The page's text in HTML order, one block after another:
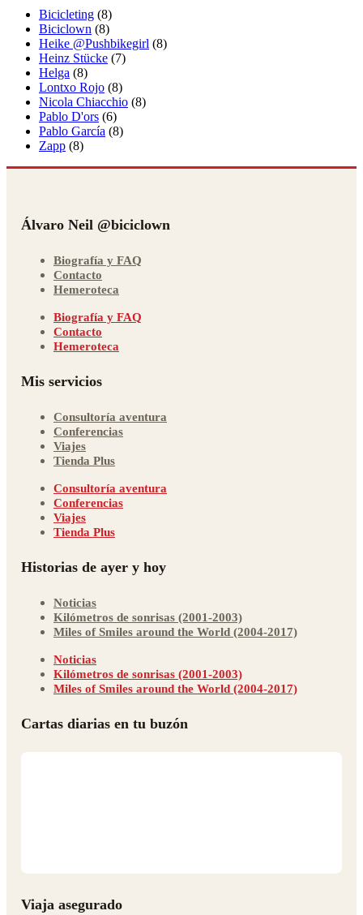
Bicicleting (8)
Biciclown (8)
Heike @Pushbikegirl (8)
Heinz Stücke (7)
Helga (8)
Lontxo Rojo (8)
Nicola Chiacchio (8)
Pablo D'ors (6)
Pablo García (8)
Zapp (8)
Álvaro Neil @biciclown
Biografía y FAQ
Contacto
Hemeroteca
Biografía y FAQ
Contacto
Hemeroteca
Mis servicios
Consultoría aventura
Conferencias
Viajes
Tienda Plus
Consultoría aventura
Conferencias
Viajes
Tienda Plus
Historias de ayer y hoy
Noticias
Kilómetros de sonrisas (2001-2003)
Miles of Smiles around the World (2004-2017)
Noticias
Kilómetros de sonrisas (2001-2003)
Miles of Smiles around the World (2004-2017)
Cartas diarias en tu buzón
Viaja asegurado